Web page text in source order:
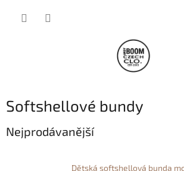
Softshellové bundy
Nejprodávanější
Dětská softshellová bunda